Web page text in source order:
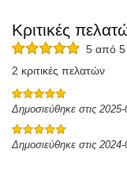
Κριτικές
5 από 5
2 κριτικές πελατών
Δημοσιεύθηκε στις
Δημοσιεύθηκε στις